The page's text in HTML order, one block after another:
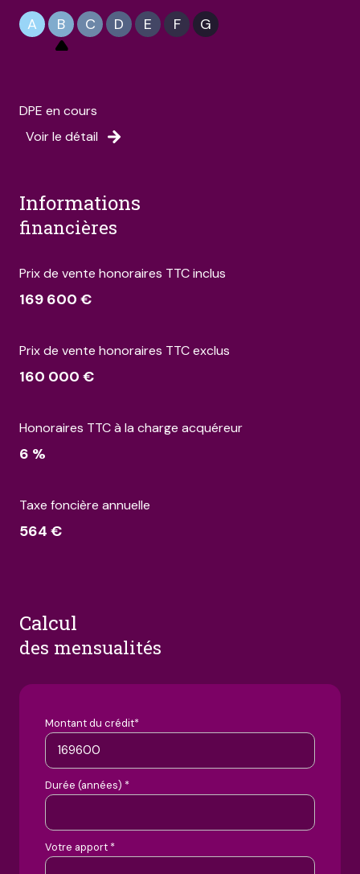
A B C D E F G
DPE en cours
Voir le détail
informations
financières
Prix de vente honoraires TTC inclus
169 600 €
Prix de vente honoraires TTC exclus
160 000 €
Honoraires TTC à la charge acquéreur
6 %
Taxe foncière annuelle
564 €
calcul
des mensualités
Montant du crédit*
Durée (années) *
Votre apport *